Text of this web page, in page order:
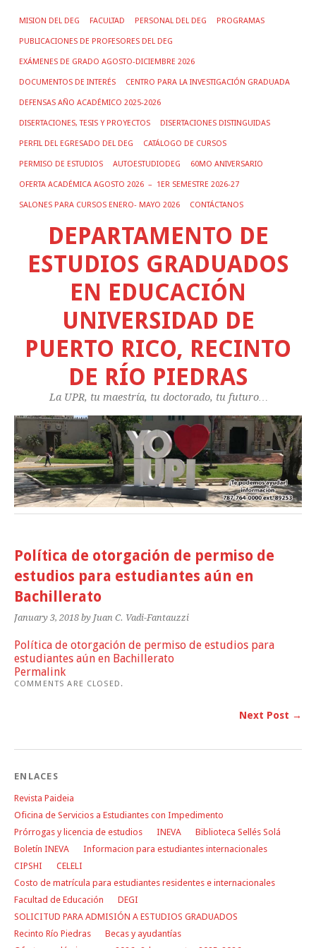
MISION DEL DEG FACULTAD PERSONAL DEL DEG PROGRAMAS
PUBLICACIONES DE PROFESORES DEL DEG
EXÁMENES DE GRADO AGOSTO-DICIEMBRE 2026
DOCUMENTOS DE INTERÉS CENTRO PARA LA INVESTIGACIÓN GRADUADA
DEFENSAS AÑO ACADÉMICO 2025-2026
DISERTACIONES, TESIS Y PROYECTOS DISERTACIONES DISTINGUIDAS
PERFIL DEL EGRESADO DEL DEG CATÁLOGO DE CURSOS
PERMISO DE ESTUDIOS AUTOESTUDIODEG 60MO ANIVERSARIO
OFERTA ACADÉMICA AGOSTO 2026 – 1ER SEMESTRE 2026-27
SALONES PARA CURSOS ENERO- MAYO 2026 CONTÁCTANOS
DEPARTAMENTO DE
ESTUDIOS GRADUADOS
EN EDUCACIÓN
UNIVERSIDAD DE
PUERTO RICO, RECINTO
DE RÍO PIEDRAS
La UPR, tu maestría, tu doctorado, tu futuro…
Política de otorgación de permiso de
estudios para estudiantes aún en
Bachillerato
January 3, 2018 by Juan C. Vadi-Fantauzzi
Política de otorgación de permiso de estudios para
estudiantes aún en Bachillerato
Permalink
COMMENTS ARE CLOSED.
Next Post →
ENLACES
Revista Paideia
Oficina de Servicios a Estudiantes con Impedimento
Prórrogas y licencia de estudios
INEVA
Biblioteca Sellés Solá
Boletín INEVA
Informacion para estudiantes internacionales
CIPSHI
CELELI
Costo de matrícula para estudiantes residentes e internacionales
Facultad de Educación
DEGI
SOLICITUD PARA ADMISIÓN A ESTUDIOS GRADUADOS
Recinto Río Piedras
Becas y ayudantías